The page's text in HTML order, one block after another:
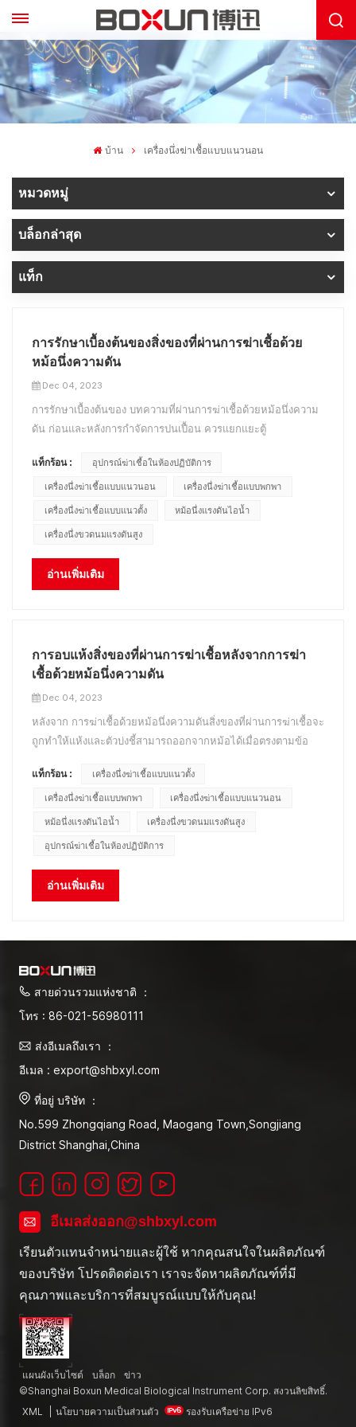
บ้าน เครื่องนึ่งฆ่าเชื้อแบบแนวนอน
หมวดหมู่
บล็อกล่าสุด
แท็ก
การรักษาเบื้องต้นของสิ่งของที่ผ่านการฆ่าเชื้อด้วย
หม้อนึ่งความดัน
Dec 04, 2023
การรักษาเบื้องต้นของ บทความที่ผ่านการฆ่าเชื้อด้วยหม้อนึ่งความ
ดัน ก่อนและหลังการกำจัดการปนเปื้อน ควรแยกแยะตู้
เครื่องหมายอย่างชัดเจนเพื่อป้องกันการติดเชื้อข้าม เครื่องมือแพทย์
ผ้าปูที่นอน เสื้อผ้า ฯลฯ ที่ต้องสัมผัสกับจุลินทรีย์ที่ทำให้เกิดโรค
ควร...
แท็กร้อน : อุปกรณ์ฆ่าเชื้อในห้องปฏิบัติการ
เครื่องนึ่งฆ่าเชื้อแบบแนวนอน เครื่องนึ่งฆ่าเชื้อแบบพกพา
เครื่องนึ่งฆ่าเชื้อแบบแนวตั้ง หม้อนึ่งแรงดันไอน้ำ
เครื่องนึ่งขวดนมแรงดันสูง
อ่านเพิ่มเติม
การอบแห้งสิ่งของที่ผ่านการฆ่าเชื้อหลังจากการฆ่า
เชื้อด้วยหม้อนึ่งความดัน
Dec 04, 2023
หลังจาก การฆ่าเชื้อด้วยหม้อนึ่งความดันสิ่งของที่ผ่านการฆ่าเชื้อจะ
ถูกทำให้แห้งและตัวบ่งชี้สามารถออกจากหม้อได้เมื่อตรงตามข้อ
ปลอดเชื้ออย่างเคร่งครัด ปิดบังสิ่งของก่อน และปิดรูระบายอากาศใน
ถังเก็บ เมื่อติดตั้งหม้อนึ่งความดัน ให้เก็บค่...
แท็กร้อน : เครื่องนึ่งฆ่าเชื้อแบบแนวตั้ง
เครื่องนึ่งฆ่าเชื้อแบบพกพา เครื่องนึ่งฆ่าเชื้อแบบแนวนอน
หม้อนึ่งแรงดันไอน้ำ เครื่องนึ่งขวดนมแรงดันสูง
อุปกรณ์ฆ่าเชื้อในห้องปฏิบัติการ
อ่านเพิ่มเติม
สายด่วนรวมแห่งชาติ ：
โทร : 86-021-56980111
ส่งอีเมลถึงเรา ：
อีเมล : export@shbxyl.com
ที่อยู่ บริษัท ：
No.599 Zhongqiang Road, Maogang Town,Songjiang
District Shanghai,China
อีเมลส่งออก@shbxyl.com
เรียนตัวแทนจำหน่ายและผู้ใช้ หากคุณสนใจในผลิตภัณฑ์
ของบริษัท โปรดติดต่อเรา เราจะจัดหาผลิตภัณฑ์ที่มี
คุณภาพและบริการที่สมบูรณ์แบบให้กับคุณ!
แผนผังเว็บไซต์ บล็อก
ข่าว
©Shanghai Boxun Medical Biological Instrument Corp. สงวนลิขสิทธิ์.
XML
นโยบายความเป็นส่วนตัว รองรับเครือข่าย IPv6